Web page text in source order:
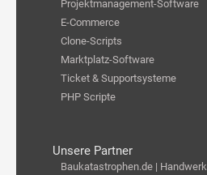
Projektmanagement-Software
E-Commerce
Clone-Scripts
Marktplatz-Software
Ticket & Supportsysteme
PHP Scripte
Unsere Partner
Baukatastrophen.de |